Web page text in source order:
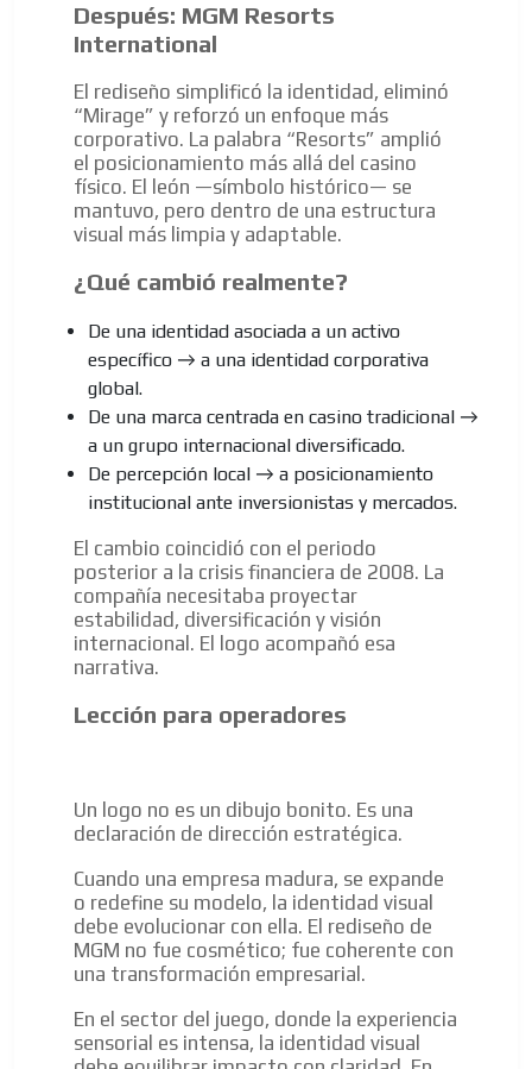
Después: MGM Resorts
International
El rediseño simplificó la identidad, eliminó
“Mirage” y reforzó un enfoque más
corporativo. La palabra “Resorts” amplió
el posicionamiento más allá del casino
físico. El león —símbolo histórico— se
mantuvo, pero dentro de una estructura
visual más limpia y adaptable.
¿Qué cambió realmente?
De una identidad asociada a un activo
específico → a una identidad corporativa
global.
De una marca centrada en casino tradicional →
a un grupo internacional diversificado.
De percepción local → a posicionamiento
institucional ante inversionistas y mercados.
El cambio coincidió con el periodo
posterior a la crisis financiera de 2008. La
compañía necesitaba proyectar
estabilidad, diversificación y visión
internacional. El logo acompañó esa
narrativa.
Lección para operadores
Un logo no es un dibujo bonito. Es una
declaración de dirección estratégica.
Cuando una empresa madura, se expande
o redefine su modelo, la identidad visual
debe evolucionar con ella. El rediseño de
MGM no fue cosmético; fue coherente con
una transformación empresarial.
En el sector del juego, donde la experiencia
sensorial es intensa, la identidad visual